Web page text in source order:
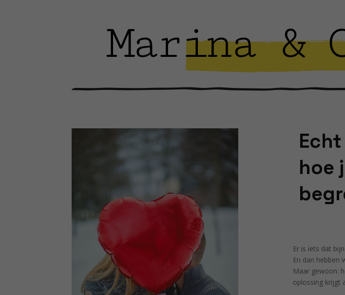
hoe
Er is iets dat
En dan hebben
Maar gewoon:
oplossing krijgt